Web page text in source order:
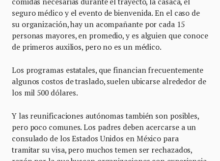
seguro médico y el evento de bienvenida. En el caso de
su organización, hay un acompañante por cada 15
personas mayores, en promedio, y es alguien que conoce
de primeros auxilios, pero no es un médico.
Los programas estatales, que financian frecuentemente
algunos costos de traslado, suelen ubicarse alrededor de
los mil 500 dólares.
Y las reunificaciones autónomas también son posibles,
pero poco comunes. Los padres deben acercarse a un
consulado de los Estados Unidos en México para
tramitar su visa, pero muchos temen ser rechazados,